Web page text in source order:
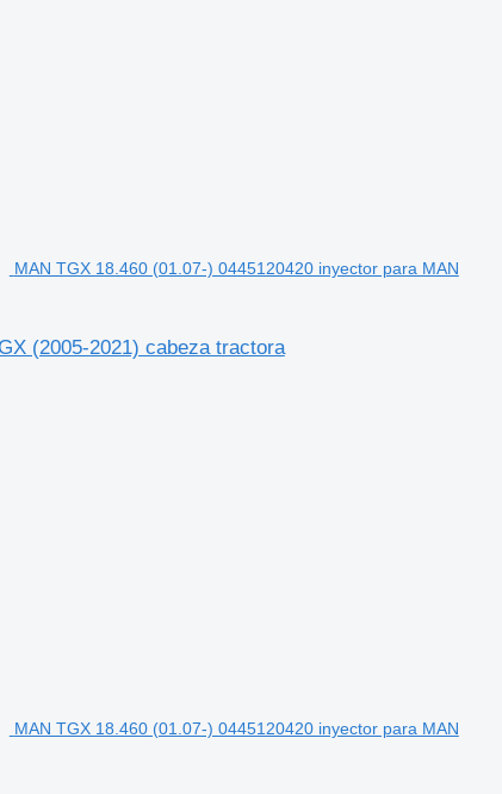
MAN TGX 18.460 (01.07-) 0445120420 inyector para MAN
(2005-2021) cabeza tractora
MAN TGX 18.460 (01.07-) 0445120420 inyector para MAN